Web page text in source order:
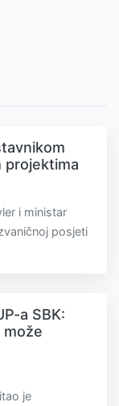
projektima
i ministar
posjeti
a SBK:
može
je